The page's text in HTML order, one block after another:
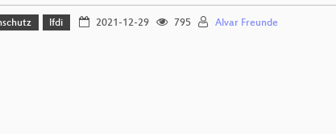
lfdi 2021-12-29 795 Alvar Freunde